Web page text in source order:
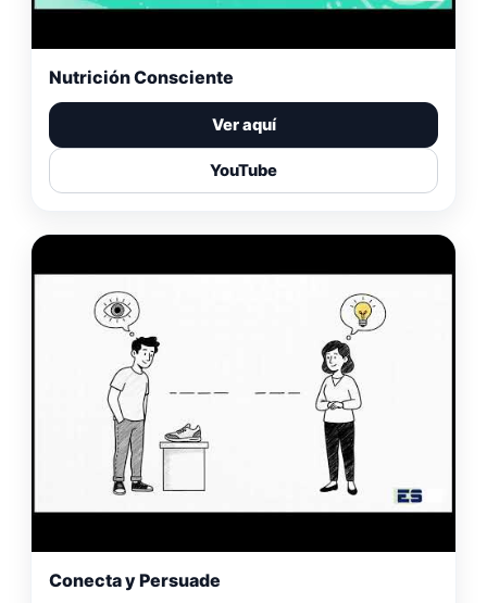
Nutrición Consciente
Ver aquí
YouTube
Conecta y Persuade